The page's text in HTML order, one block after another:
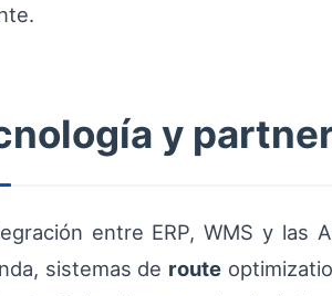
y
entre ERP, WMS y las
sistemas de route